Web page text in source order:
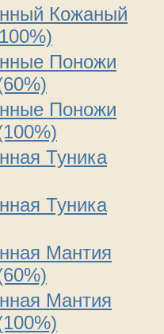
Кожаный
Поножи
Поножи
Туника
Туника
Мантия
Мантия